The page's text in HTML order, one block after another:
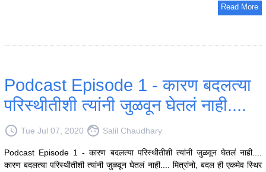
Read More
Podcast Episode 1 - कारण बदलत्या
परिस्थीतीशी त्यांनी जुळवून घेतलं नाही....
access_time Tue Jul 07, 2020 face Salil Chaudhary
Podcast Episode 1 - कारण बदलत्या परिस्थीतीशी त्यांनी जुळवून घेतलं नाही....
कारण बदलत्या परिस्थीतीशी त्यांनी जुळवून घेतलं नाही.... मित्रांनो, बदल ही एकमेव स्थिर